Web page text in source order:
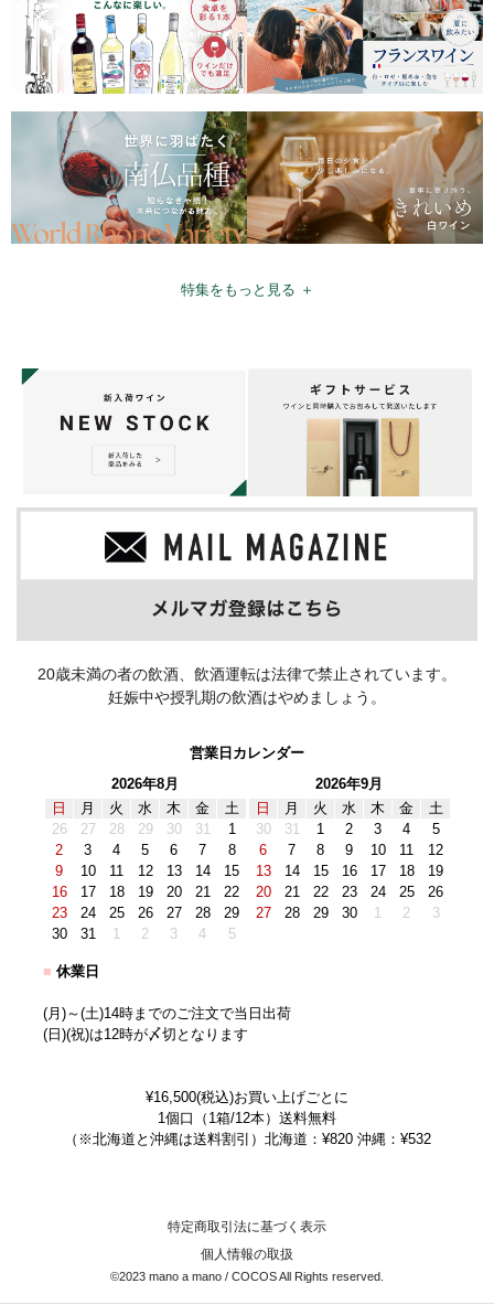
特集をもっと見る ＋
20歳未満の者の飲酒、飲酒運転は法律で禁止されています。
妊娠中や授乳期の飲酒はやめましょう。
営業日カレンダー
2026年8月
日
月 火 水 木 金
土
26
27 28 29 30 31
1
2
3 4 5 6 7
8
9
10 11 12 13 14
15
16
17 18 19 20 21
22
23
24 25 26 27 28
29
30
31 1 2 3 4 5
2026年9月
日
月 火 水 木 金
土
30
31 1 2 3 4
5
6
7 8 9 10 11
12
13
14 15 16 17 18
19
20
21 22 23 24 25
26
27
28 29 30 1 2 3
■ 休業日
(月)～(土)14時までのご注文で当日出荷
(日)(祝)は12時が〆切となります
¥16,500(税込)お買い上げごとに
1個口（1箱/12本）送料無料
（※北海道と沖縄は送料割引）北海道：¥820 沖縄：¥532
特定商取引法に基づく表示
個人情報の取扱
©2023 mano a mano / COCOS All Rights reserved.